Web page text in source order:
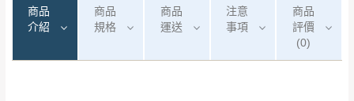
商品
介紹
商品
規格
商品
運送
注意
事項
商品
評價
(0)